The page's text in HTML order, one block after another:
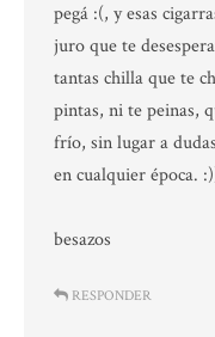
pegá :(, y esas
juro que te
tantas chilla que te
pintas, ni te peinas,
frío, sin lugar a
en cualquier época.
besazos
RESPONDER